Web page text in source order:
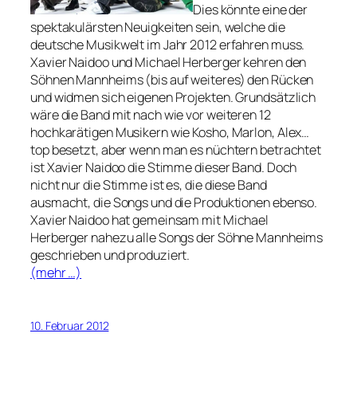
Dies könnte eine der
spektakulärsten Neuigkeiten sein, welche die
deutsche Musikwelt im Jahr 2012 erfahren muss.
Xavier Naidoo und Michael Herberger kehren den
Söhnen Mannheims (bis auf weiteres) den Rücken
und widmen sich eigenen Projekten. Grundsätzlich
wäre die Band mit nach wie vor weiteren 12
hochkarätigen Musikern wie Kosho, Marlon, Alex…
top besetzt, aber wenn man es nüchtern betrachtet
ist Xavier Naidoo die Stimme dieser Band. Doch
nicht nur die Stimme ist es, die diese Band
ausmacht, die Songs und die Produktionen ebenso.
Xavier Naidoo hat gemeinsam mit Michael
Herberger nahezu alle Songs der Söhne Mannheims
geschrieben und produziert.
(mehr …)
10. Februar 2012